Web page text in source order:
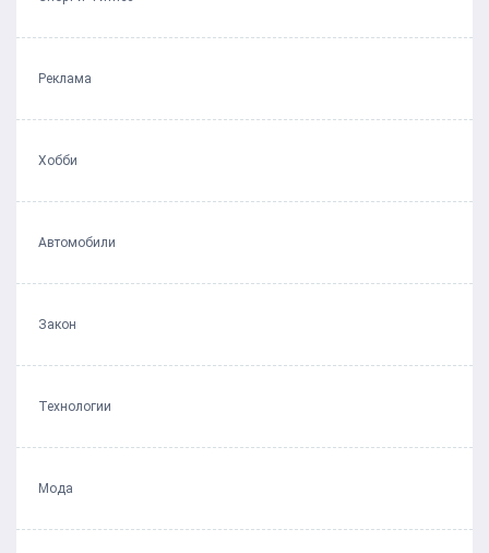
Реклама
Хобби
Автомобили
Закон
Технологии
Мода